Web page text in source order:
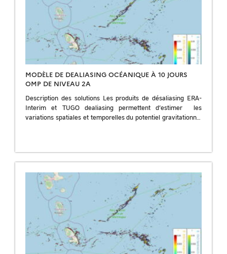
MODÈLE DE DEALIASING OCÉANIQUE À 10 JOURS
OMP DE NIVEAU 2A
Description des solutions Les produits de désaliasing ERA-
Interim et TUGO dealiasing permettent d’estimer les
variations spatiales et temporelles du potentiel gravitationnel